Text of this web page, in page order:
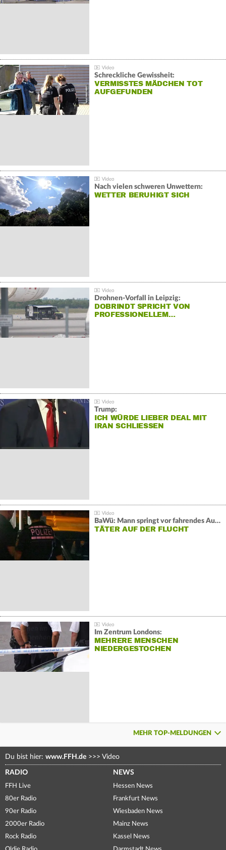
Schreckliche Gewissheit:
VERMISSTES MÄDCHEN TOT
AUFGEFUNDEN
Nach vielen schweren Unwettern:
WETTER BERUHIGT SICH
Drohnen-Vorfall in Leipzig:
DOBRINDT SPRICHT VON
PROFESSIONELLEM…
Trump:
ICH WÜRDE LIEBER DEAL MIT
IRAN SCHLIESSEN
BaWü: Mann springt vor fahrendes Auto und schießt
TÄTER AUF DER FLUCHT
Im Zentrum Londons:
MEHRERE MENSCHEN
NIEDERGESTOCHEN
MEHR TOP-MELDUNGEN
Du bist hier: www.FFH.de >>> Video
RADIO
FFH Live
80er Radio
90er Radio
2000er Radio
Rock Radio
NEWS
Hessen News
Frankfurt News
Wiesbaden News
Mainz News
Kassel News